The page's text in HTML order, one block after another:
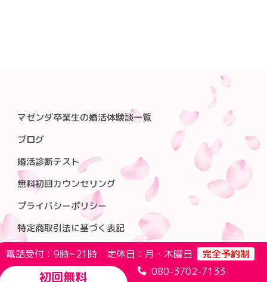
マゼンダ卒業生の婚活体験談一覧
ブログ
婚活診断テスト
無料初回カウンセリング
プライバシーポリシー
特定商取引法に基づく表記
電話受付：9時~21時 定休日：月・木曜日 完全予約制
初回無料 080-3702-7133